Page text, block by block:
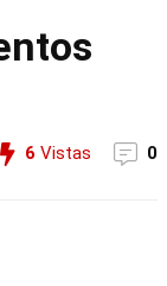
6 Vistas 0